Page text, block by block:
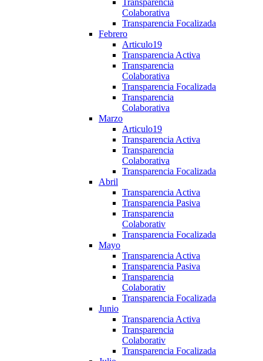
Transparencia
Colaborativa
Transparencia Focalizada
Febrero
Articulo19
Transparencia Activa
Transparencia
Colaborativa
Transparencia Focalizada
Transparencia
Colaborativa
Marzo
Articulo19
Transparencia Activa
Transparencia
Colaborativa
Transparencia Focalizada
Abril
Transparencia Activa
Transparencia Pasiva
Transparencia
Colaborativ
Transparencia Focalizada
Mayo
Transparencia Activa
Transparencia Pasiva
Transparencia
Colaborativ
Transparencia Focalizada
Junio
Transparencia Activa
Transparencia
Colaborativ
Transparencia Focalizada